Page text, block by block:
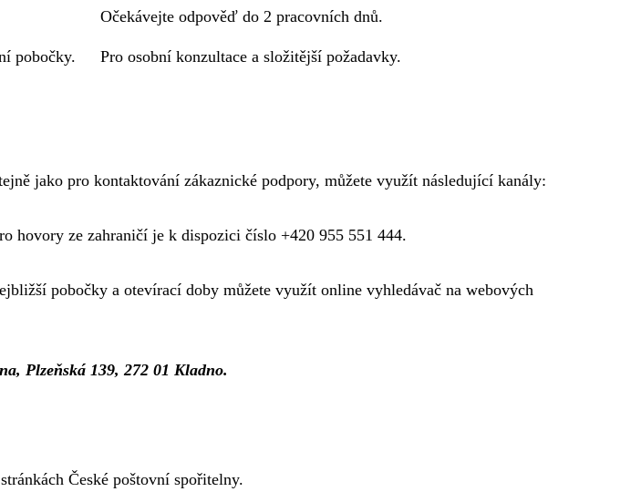
Očekávejte odpověď do 2 pracovních dnů.
pobočky. Pro osobní konzultace a složitější požadavky.
jako pro kontaktování zákaznické podpory, můžete využít následující kanály:
hovory ze zahraničí je k dispozici číslo +420 955 551 444.
pobočky a otevírací doby můžete využít online vyhledávač na webových
Plzeňská 139, 272 01 Kladno.
České poštovní spořitelny.